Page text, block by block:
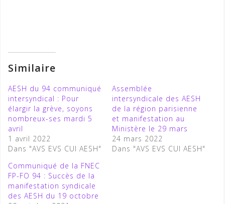
Similaire
AESH du 94 communiqué
intersyndical : Pour
élargir la grève, soyons
nombreux-ses mardi 5
avril
1 avril 2022
Dans "AVS EVS CUI AESH"
Assemblée
intersyndicale des AESH
de la région parisienne
et manifestation au
Ministère le 29 mars
24 mars 2022
Dans "AVS EVS CUI AESH"
Communiqué de la FNEC
FP-FO 94 : Succès de la
manifestation syndicale
des AESH du 19 octobre